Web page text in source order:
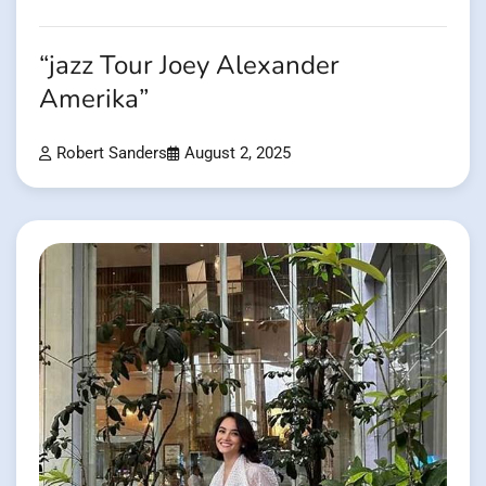
“jazz Tour Joey Alexander
Amerika”
Robert Sanders August 2, 2025